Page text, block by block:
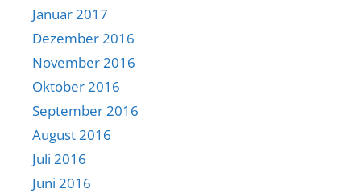
Januar 2017
Dezember 2016
November 2016
Oktober 2016
September 2016
August 2016
Juli 2016
Juni 2016